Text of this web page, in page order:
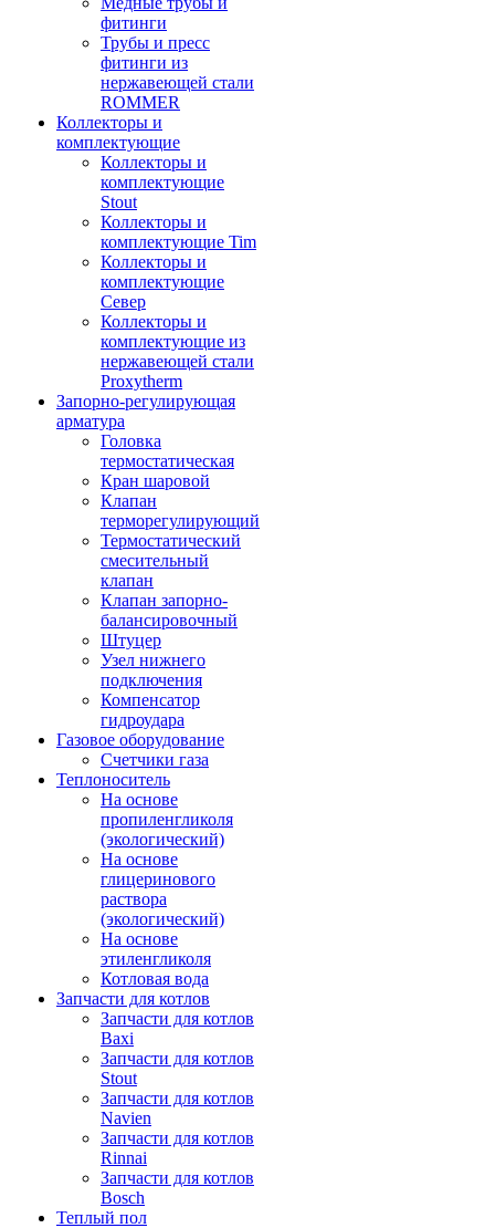
фитинги
Трубы и пресс
фитинги из
нержавеющей стали
ROMMER
Коллекторы и
комплектующие
Коллекторы и
комплектующие
Stout
Коллекторы и
комплектующие Tim
Коллекторы и
комплектующие
Север
Коллекторы и
комплектующие из
нержавеющей стали
Proxytherm
Запорно-регулирующая
арматура
Головка
термостатическая
Кран шаровой
Клапан
терморегулирующий
Термостатический
смесительный
клапан
Клапан запорно-
балансировочный
Штуцер
Узел нижнего
подключения
Компенсатор
гидроудара
Газовое оборудование
Счетчики газа
Теплоноситель
На основе
пропиленгликоля
(экологический)
На основе
глицеринового
раствора
(экологический)
На основе
этиленгликоля
Котловая вода
Запчасти для котлов
Запчасти для котлов
Baxi
Запчасти для котлов
Stout
Запчасти для котлов
Navien
Запчасти для котлов
Rinnai
Запчасти для котлов
Bosch
Теплый пол